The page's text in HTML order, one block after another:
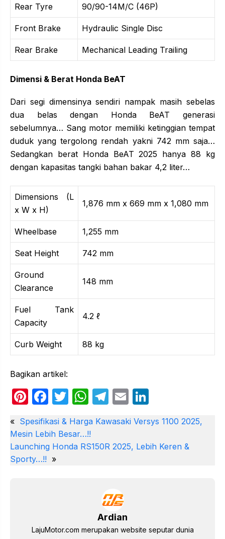
Rear Tyre 90/90-14M/C (46P)
Front Brake Hydraulic Single Disc
Rear Brake Mechanical Leading Trailing
Dimensi & Berat Honda BeAT
Dari segi dimensinya sendiri nampak masih sebelas
dua belas dengan Honda BeAT generasi
sebelumnya… Sang motor memiliki ketinggian tempat
duduk yang tergolong rendah yakni 742 mm saja…
Sedangkan berat Honda BeAT 2025 hanya 88 kg
dengan kapasitas tangki bahan bakar 4,2 liter…
Dimensions (L
x W x H)
1,876 mm x 669 mm x 1,080 mm
Wheelbase 1,255 mm
Seat Height 742 mm
Ground
Clearance
148 mm
Fuel Tank
Capacity
4.2 ℓ
Curb Weight 88 kg
Bagikan artikel:
Pi
er
e
st
F
c
e
b
T
itt
er
W
at
s
T
e
gr
E
ail k
e
« Spesifikasi & Harga Kawasaki Versys 1100 2025,
Mesin Lebih Besar…!!
Launching Honda RS150R 2025, Lebih Keren &
Sporty…!! »
Ardian
LajuMotor.com merupakan website seputar dunia